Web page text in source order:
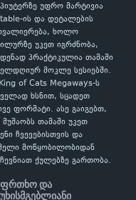
უფრო მარტივია
ის და დეტალების
ხოლო
უკეთ იგრძნობა,
პრაქტიკულია თამაში
მოკლე სესიებში.
of Cats Megaways-ს
ხსნით, სცადეთ
ფორმატი. ასე გაიგებთ,
თამაში უკეთ
ჩვევებისთვის და
მოწყობილობიდან
ქულებზე გართობა.
და